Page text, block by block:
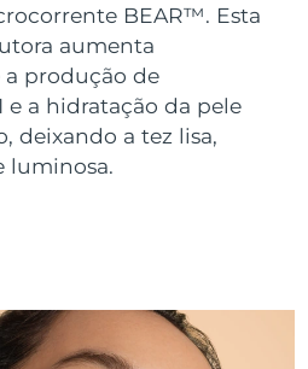
BEAR™. Esta
aumenta
produção de
e a hidratação da pele
deixando a tez lisa,
luminosa.